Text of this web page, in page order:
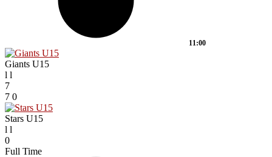
11:00
Giants U15
l l
7
7 0
Stars U15
l l
0
Full Time